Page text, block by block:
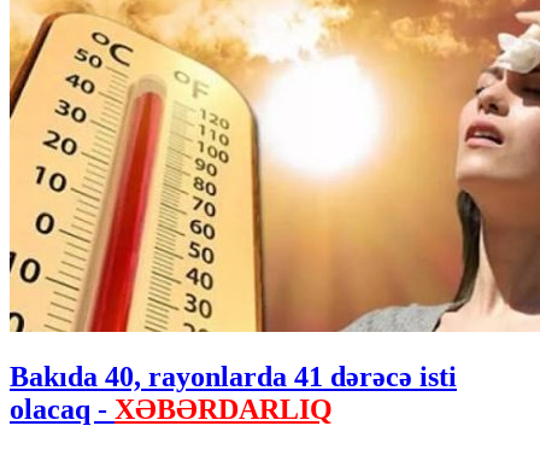
Bakıda 40, rayonlarda 41 dərəcə isti
olacaq - XƏBƏRDARLIQ